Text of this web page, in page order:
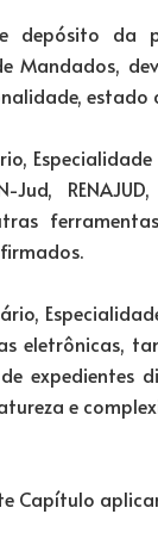
da
Mandados,
Jud,
eletrônicas,
expedientes
e
Capítulo